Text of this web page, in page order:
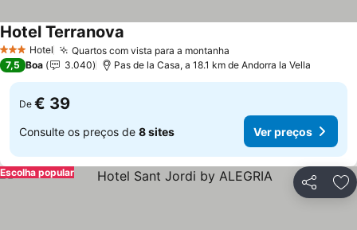
3 EstrelasHotel Quartos com vista para a montanha
Hotel Terranova
7,5 Boa 3.040 Pas de la Casa, a 18.1 km de Andorra la Vella
De € 39
Consulte os preços de 8 sites Ver preços
Partilhar
Escolha popular